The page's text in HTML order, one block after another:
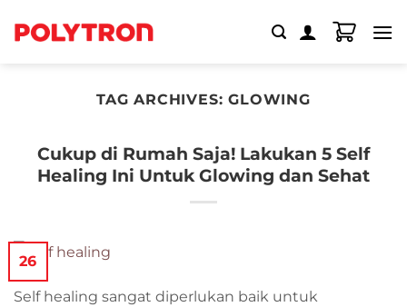
TAG ARCHIVES:GLOWING
Cukup di Rumah Saja! Lakukan 5 Self
Healing Ini Untuk Glowing dan Sehat
26
Self healing sangat diperlukan baik untuk